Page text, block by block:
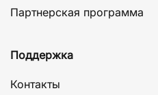
Партнерская программа
Поддержка
Контакты